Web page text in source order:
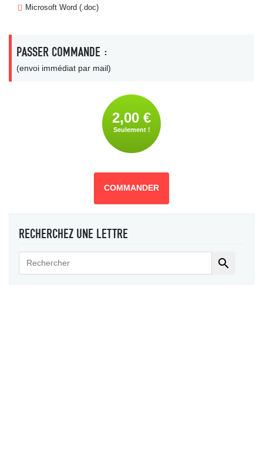
Microsoft Word (.doc)
PASSER COMMANDE :
(envoi immédiat par mail)
2,00 €
Seulement !
COMMANDER
RECHERCHEZ UNE LETTRE
